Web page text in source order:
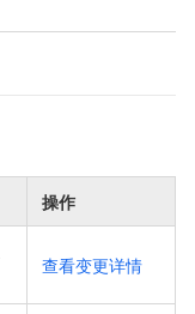
操作
查看变更详情